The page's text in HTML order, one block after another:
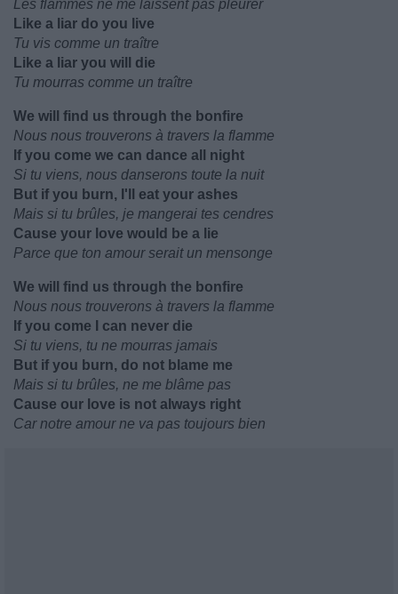
Les flammes ne me laissent pas pleurer
Like a liar do you live
Tu vis comme un traître
Like a liar you will die
Tu mourras comme un traître
We will find us through the bonfire
Nous nous trouverons à travers la flamme
If you come we can dance all night
Si tu viens, nous danserons toute la nuit
But if you burn, I'll eat your ashes
Mais si tu brûles, je mangerai tes cendres
Cause your love would be a lie
Parce que ton amour serait un mensonge
We will find us through the bonfire
Nous nous trouverons à travers la flamme
If you come I can never die
Si tu viens, tu ne mourras jamais
But if you burn, do not blame me
Mais si tu brûles, ne me blâme pas
Cause our love is not always right
Car notre amour ne va pas toujours bien